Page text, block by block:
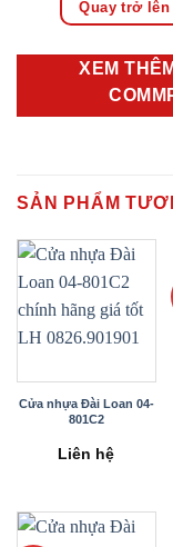
Quay trở
XEM
SẢN PHẨM
Cửa nhựa Đài Loan 04-
801C2
Liên hệ